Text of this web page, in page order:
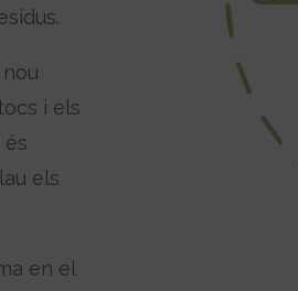
i els
és
els
en el